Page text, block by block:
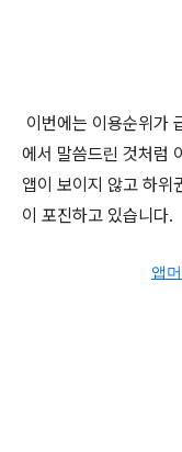
이번에는 이용순위가
에서 말씀드린 것처럼
앱이 보이지 않고 하위
이 포진하고 있습니다.
앱